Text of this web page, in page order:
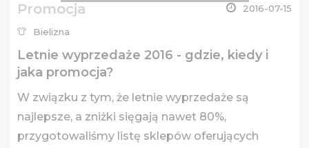
Promocja 2016-07-15
Bielizna
Letnie wyprzedaże 2016 - gdzie, kiedy i
jaka promocja?
W związku z tym, że letnie wyprzedaże są
najlepsze, a zniżki sięgają nawet 80%,
przygotowaliśmy listę sklepów oferujących